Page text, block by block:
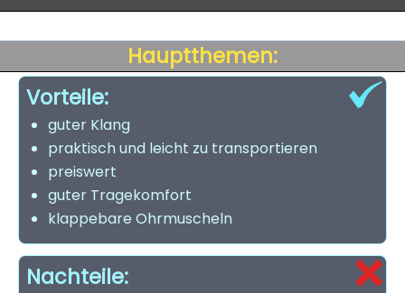
Hauptthemen:
Vorteile:
guter Klang
praktisch und leicht zu transportieren
preiswert
guter Tragekomfort
klappebare Ohrmuscheln
Nachteile: